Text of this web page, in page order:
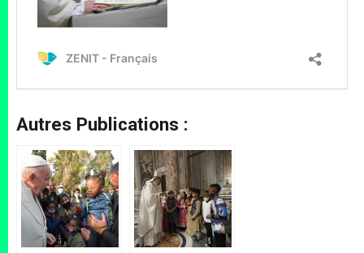
Autres Publications :